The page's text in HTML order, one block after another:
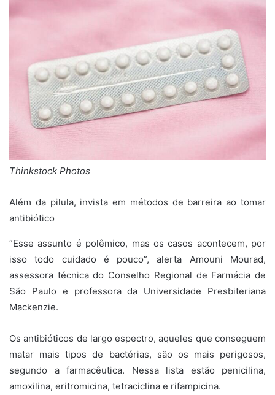
Thinkstock Photos
Além da pilula, invista em métodos de barreira ao tomar
antibiótico
“Esse assunto é polêmico, mas os casos acontecem, por
isso todo cuidado é pouco”, alerta Amouni Mourad,
assessora técnica do Conselho Regional de Farmácia de
São Paulo e professora da Universidade Presbiteriana
Mackenzie.
Os antibióticos de largo espectro, aqueles que conseguem
matar mais tipos de bactérias, são os mais perigosos,
segundo a farmacêutica. Nessa lista estão penicilina,
amoxilina, eritromicina, tetraciclina e rifampicina.